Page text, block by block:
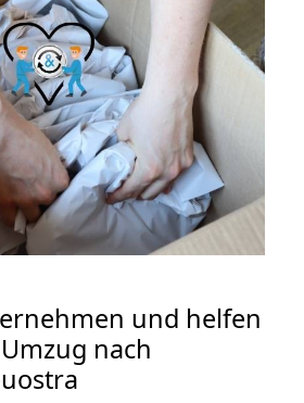
und helfen
nach